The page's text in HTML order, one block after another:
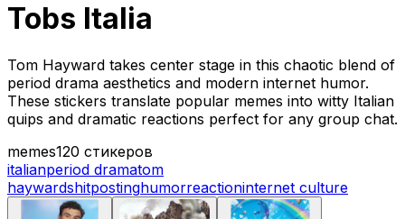
Tobs Italia
Tom Hayward takes center stage in this chaotic blend of
period drama aesthetics and modern internet humor.
These stickers translate popular memes into witty Italian
quips and dramatic reactions perfect for any group chat.
memes120 стикеров
italianperiod dramatom
haywardshitpostinghumorreactioninternet culture